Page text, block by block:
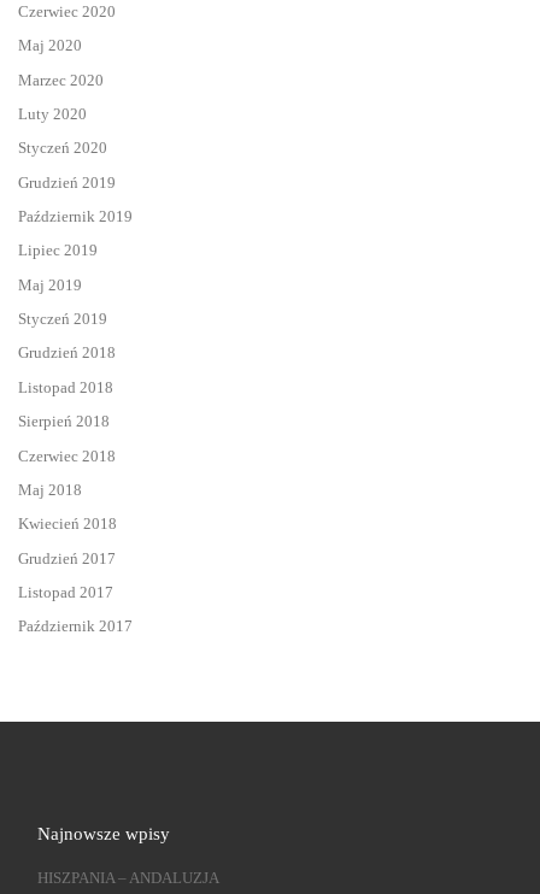
Czerwiec 2020
Maj 2020
Marzec 2020
Luty 2020
Styczeń 2020
Grudzień 2019
Październik 2019
Lipiec 2019
Maj 2019
Styczeń 2019
Grudzień 2018
Listopad 2018
Sierpień 2018
Czerwiec 2018
Maj 2018
Kwiecień 2018
Grudzień 2017
Listopad 2017
Październik 2017
Najnowsze wpisy
HISZPANIA – ANDALUZJA